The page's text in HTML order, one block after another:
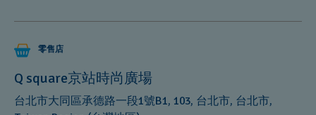
零售店
Q square京站時尚廣場
台北市大同區承德路一段1號B1, 103, 台北市, 台北市,